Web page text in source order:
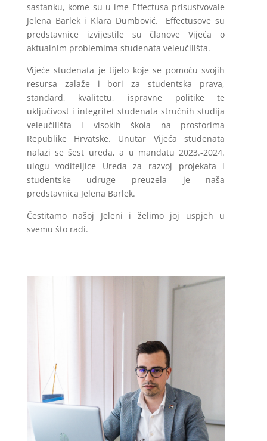
sastanku, kome su u ime Effectusa prisustvovale
Jelena Barlek i Klara Dumbović. Effectusove su
predstavnice izvijestile su članove Vijeća o
aktualnim problemima studenata veleučilišta.
Vijeće studenata je tijelo koje se pomoću svojih
resursa zalaže i bori za studentska prava,
standard, kvalitetu, ispravne politike te
uključivost i integritet studenata stručnih studija
veleučilišta i visokih škola na prostorima
Republike Hrvatske. Unutar Vijeća studenata
nalazi se šest ureda, a u mandatu 2023.-2024.
ulogu voditeljice Ureda za razvoj projekata i
studentske udruge preuzela je naša
predstavnica Jelena Barlek.
Čestitamo našoj Jeleni i želimo joj uspjeh u
svemu što radi.